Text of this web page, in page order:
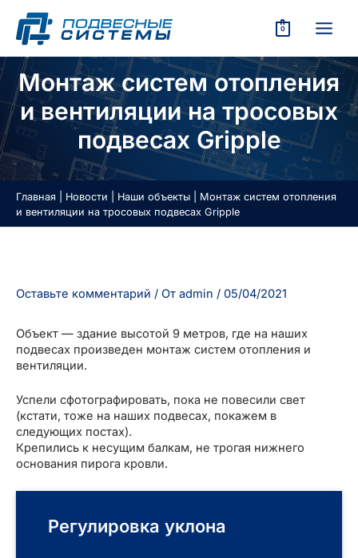
содержимому
0
Монтаж систем отопления
и вентиляции на тросовых
подвесах Gripple
Главная Новости Наши объекты
Монтаж систем отопления
и вентиляции на тросовых подвесах Gripple
Оставьте комментарий / От admin / 05/04/2021
Объект — здание высотой 9 метров, где на наших
подвесах произведен монтаж систем отопления и
вентиляции.
Успели сфотографировать, пока не повесили свет
(кстати, тоже на наших подвесах, покажем в
следующих постах).
Крепились к несущим балкам, не трогая нижнего
основания пирога кровли.
Регулировка уклона